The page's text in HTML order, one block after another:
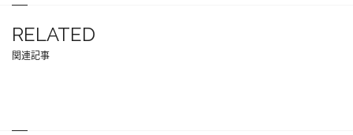
RELATED
関連記事